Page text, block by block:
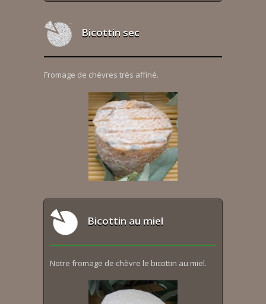
Bicottin sec
Fromage de chèvres très affiné.
Bicottin au miel
Notre fromage de chèvre le bicottin au miel.